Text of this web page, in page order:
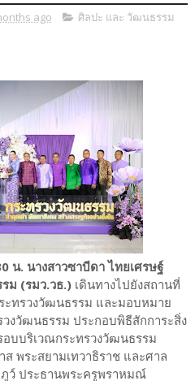
ago ศิลปะ และ วัฒนธรรม
น. นางสาวซาบีดา ไทยเศรษฐ์
ม (รมว.วธ.)เดินทางไปยังสถานที่
ทรวงวัฒนธรรม และมอบหมาย
วงวัฒนธรรม ประกอบพิธีสักการะสิ่ง
บบริเวณกระทรวงวัฒนธรรม
พระสยามเทวาธิราช และศาล
ว์ ประธานพระครูพราหมณ์